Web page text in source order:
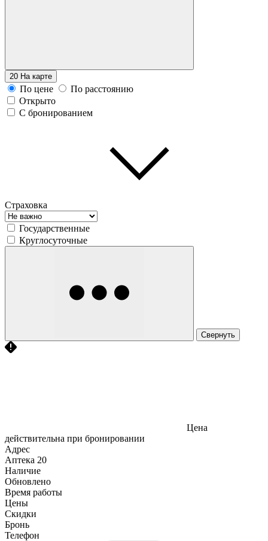
20 На карте
По цене
По расстоянию
Открыто
С бронированием
Страховка
Государственные
Круглосуточные
Свернуть
Цена
действительна при бронировании
Адрес
Аптека 20
Наличие
Обновлено
Время работы
Цены
Скидки
Бронь
Телефон